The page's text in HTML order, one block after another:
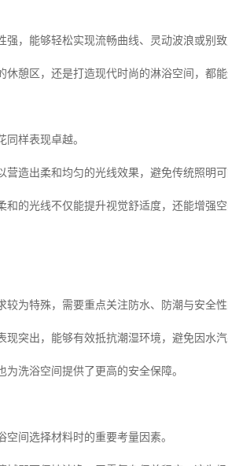
强，能够轻松实现流畅曲线、灵动波浪或别
休憩区，还是打造现代时尚的淋浴空间，都
样表现卓越。
营造出柔和均匀的光线效果，避免传统照明可
和的光线不仅能提升视觉舒适度，还能增强空
较为特殊，需要重点关注防水、防潮与安全性
现突出，能够有效抵抗潮湿环境，避免因水汽
为洗浴空间提供了更高的安全保障。
间选择材料时的重要考量因素。